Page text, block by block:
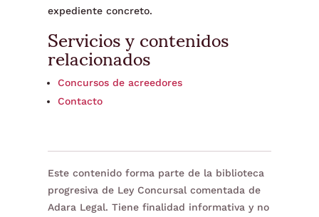
expediente concreto.
Servicios y contenidos
relacionados
Concursos de acreedores
Contacto
Este contenido forma parte de la biblioteca
progresiva de Ley Concursal comentada de
Adara Legal. Tiene finalidad informativa y no